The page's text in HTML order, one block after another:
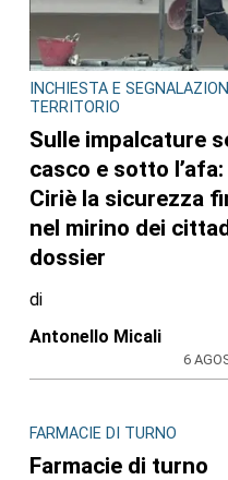
INCHIESTA E
TERRITORIO
Sulle impalcature
casco e sotto l’afa:
Ciriè la sicurezza
nel mirino dei
dossier
di
Antonello Micali
6
FARMACIE DI TURNO
Farmacie di turno